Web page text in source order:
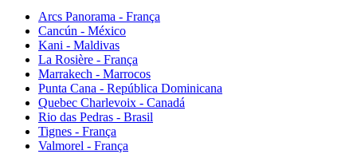
Arcs Panorama - França
Cancún - México
Kani - Maldivas
La Rosière - França
Marrakech - Marrocos
Punta Cana - República Dominicana
Quebec Charlevoix - Canadá
Rio das Pedras - Brasil
Tignes - França
Valmorel - França